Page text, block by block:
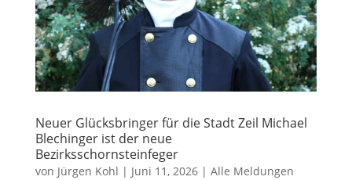
Neuer Glücksbringer für die Stadt Zeil Michael
Blechinger ist der neue
Bezirksschornsteinfeger
von Jürgen Kohl | Juni 11, 2026| Alle Meldungen